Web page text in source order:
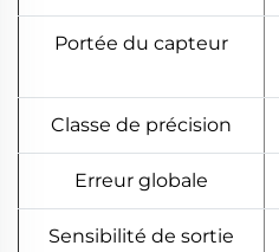
Portée du capteur
Classe de précision
Erreur globale
Sensibilité de sortie